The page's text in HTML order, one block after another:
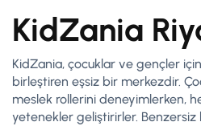
KidZania
KidZania, çocuklar ve gençler
birleştiren eşsiz bir merkezdir.
meslek rollerini deneyimlerken,
yetenekler geliştirirler. Benzersiz